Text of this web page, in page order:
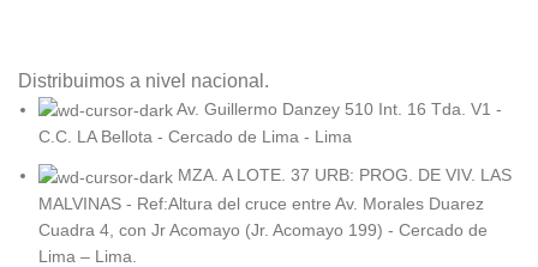
Distribuimos a nivel nacional.
Av. Guillermo Danzey 510 Int. 16 Tda. V1 -
C.C. LA Bellota - Cercado de Lima - Lima
MZA. A LOTE. 37 URB: PROG. DE VIV. LAS
MALVINAS - Ref:Altura del cruce entre Av. Morales Duarez
Cuadra 4, con Jr Acomayo (Jr. Acomayo 199) - Cercado de
Lima – Lima.